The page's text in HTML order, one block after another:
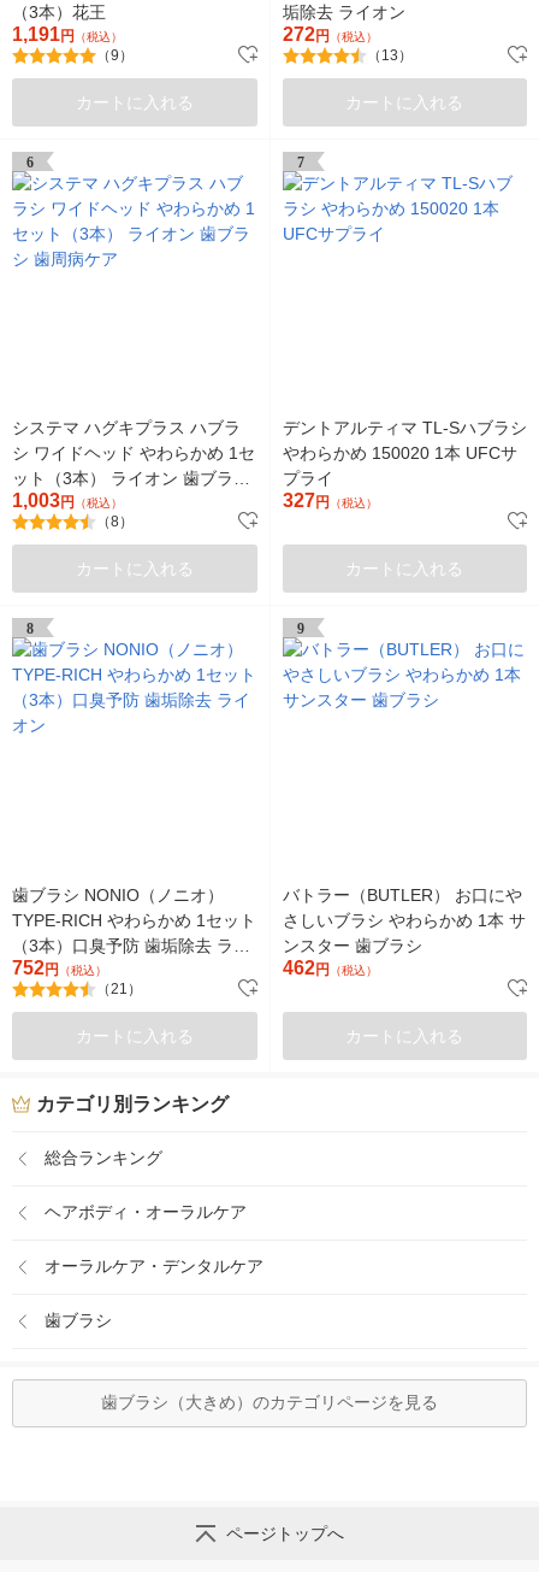
（3本）花王
1,191円 （税込）
（9）
カートに入れる
垢除去 ライオン
272円 （税込）
（13）
カートに入れる
6
システマ ハグキプラス ハブラ
シ ワイドヘッド やわらかめ 1セ
ット（3本） ライオン 歯ブラシ
歯周病ケア
1,003円 （税込）
（8）
カートに入れる
7
デントアルティマ TL-Sハブラシ
やわらかめ 150020 1本 UFCサ
プライ
327円 （税込）
カートに入れる
8
歯ブラシ NONIO（ノニオ）
TYPE-RICH やわらかめ 1セット
（3本）口臭予防 歯垢除去 ライ
オン
752円 （税込）
（21）
カートに入れる
9
バトラー（BUTLER） お口にや
さしいブラシ やわらかめ 1本 サ
ンスター 歯ブラシ
462円 （税込）
カートに入れる
カテゴリ別ランキング
総合ランキング
ヘアボディ・オーラルケア
オーラルケア・デンタルケア
歯ブラシ
歯ブラシ（大きめ）のカテゴリページを見る
ページトップへ